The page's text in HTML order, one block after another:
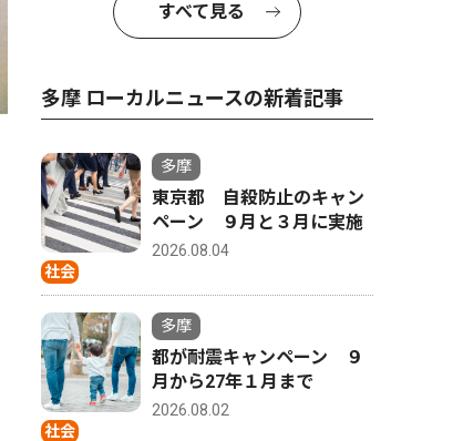
すべて見る
多摩 ローカルニュースの新着記事
社会
多摩
東京都 自殺防止のキャン
ペーン ９月と３月に実施
2026.08.04
社会
多摩
都が耐震キャンペーン ９
月から27年１月まで
2026.08.02